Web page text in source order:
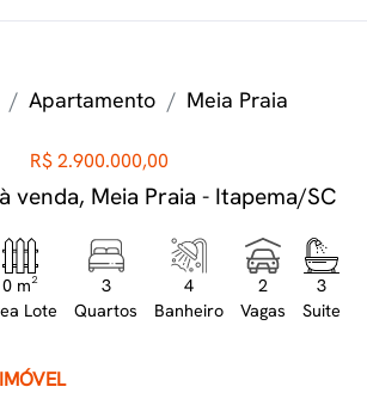
Apartamento Meia Praia
R$ 2.900.000,00
venda, Meia Praia - Itapema/SC
0 m²
Lote
3
Quartos
4
Banheiro
2
Vagas
3
Suite